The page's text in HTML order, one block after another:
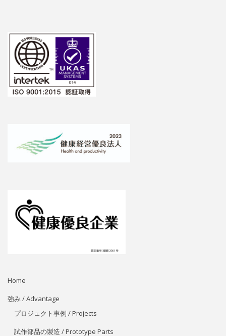
Home
強み / Advantage
プロジェクト事例 / Projects
試作部品の製造 / Prototype Parts